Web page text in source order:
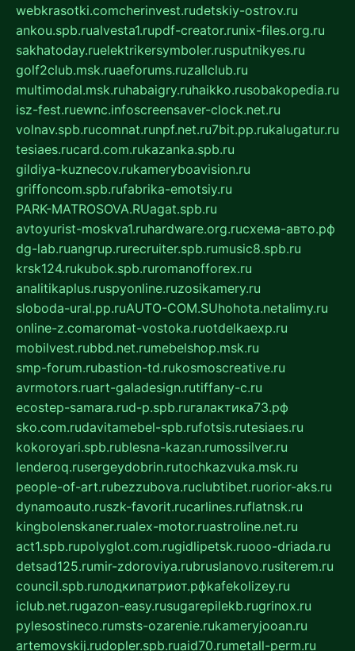
webkrasotki.comcherinvest.rudetskiy-ostrov.ru
ankou.spb.rualvesta1.rupdf-creator.runix-files.org.ru
sakhatoday.ruelektrikersymboler.rusputnikyes.ru
golf2club.msk.ruaeforums.ruzallclub.ru
multimodal.msk.ruhabaigry.ruhaikko.rusobakopedia.ru
isz-fest.ruewnc.infoscreensaver-clock.net.ru
volnav.spb.rucomnat.runpf.net.ru7bit.pp.rukalugatur.ru
tesiaes.rucard.com.rukazanka.spb.ru
gildiya-kuznecov.rukameryboavision.ru
griffoncom.spb.rufabrika-emotsiy.ru
PARK-MATROSOVA.RUagat.spb.ru
avtoyurist-moskva1.ruhardware.org.ruсхема-авто.рф
dg-lab.ruangrup.rurecruiter.spb.rumusic8.spb.ru
krsk124.rukubok.spb.ruromanofforex.ru
analitikaplus.ruspyonline.ruzosikamery.ru
sloboda-ural.pp.ruAUTO-COM.SUhohota.netalimy.ru
online-z.comaromat-vostoka.ruotdelkaexp.ru
mobilvest.rubbd.net.rumebelshop.msk.ru
smp-forum.rubastion-td.rukosmoscreative.ru
avrmotors.ruart-galadesign.rutiffany-c.ru
ecostep-samara.rud-p.spb.ruгалактика73.рф
sko.com.rudavitamebel-spb.rufotsis.rutesiaes.ru
kokoroyari.spb.rublesna-kazan.rumossilver.ru
lenderoq.rusergeydobrin.rutochkazvuka.msk.ru
people-of-art.rubezzubova.ruclubtibet.ruorior-aks.ru
dynamoauto.ruszk-favorit.rucarlines.ruflatnsk.ru
kingbolenskaner.rualex-motor.ruastroline.net.ru
act1.spb.rupolyglot.com.rugidlipetsk.ruooo-driada.ru
detsad125.rumir-zdoroviya.rubruslanovo.rusiterem.ru
council.spb.ruлодкипатриот.рфkafekolizey.ru
iclub.net.rugazon-easy.rusugarepilekb.rugrinox.ru
pylesostineco.rumsts-ozarenie.rukameryjooan.ru
artemovskij.rudopler.spb.ruaid70.rumetall-perm.ru